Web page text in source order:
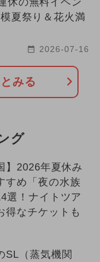
夏祭り＆花火満
2026-07-16
みる
グ
】2026年夏休み
すめ「夜の水族
選！ナイトツア
得なチケットも
SL（蒸気機関